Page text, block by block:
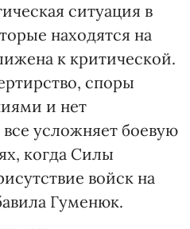
ситуация в
находятся на
к критической.
споры
и нет
усложняет боевую
когда Силы
войск на
Гуменюк.